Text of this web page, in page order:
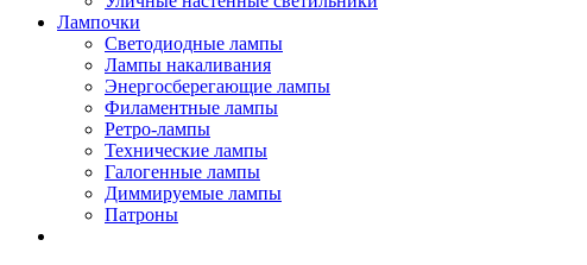
Лампочки
Светодиодные лампы
Лампы накаливания
Энергосберегающие лампы
Филаментные лампы
Ретро-лампы
Технические лампы
Галогенные лампы
Диммируемые лампы
Патроны